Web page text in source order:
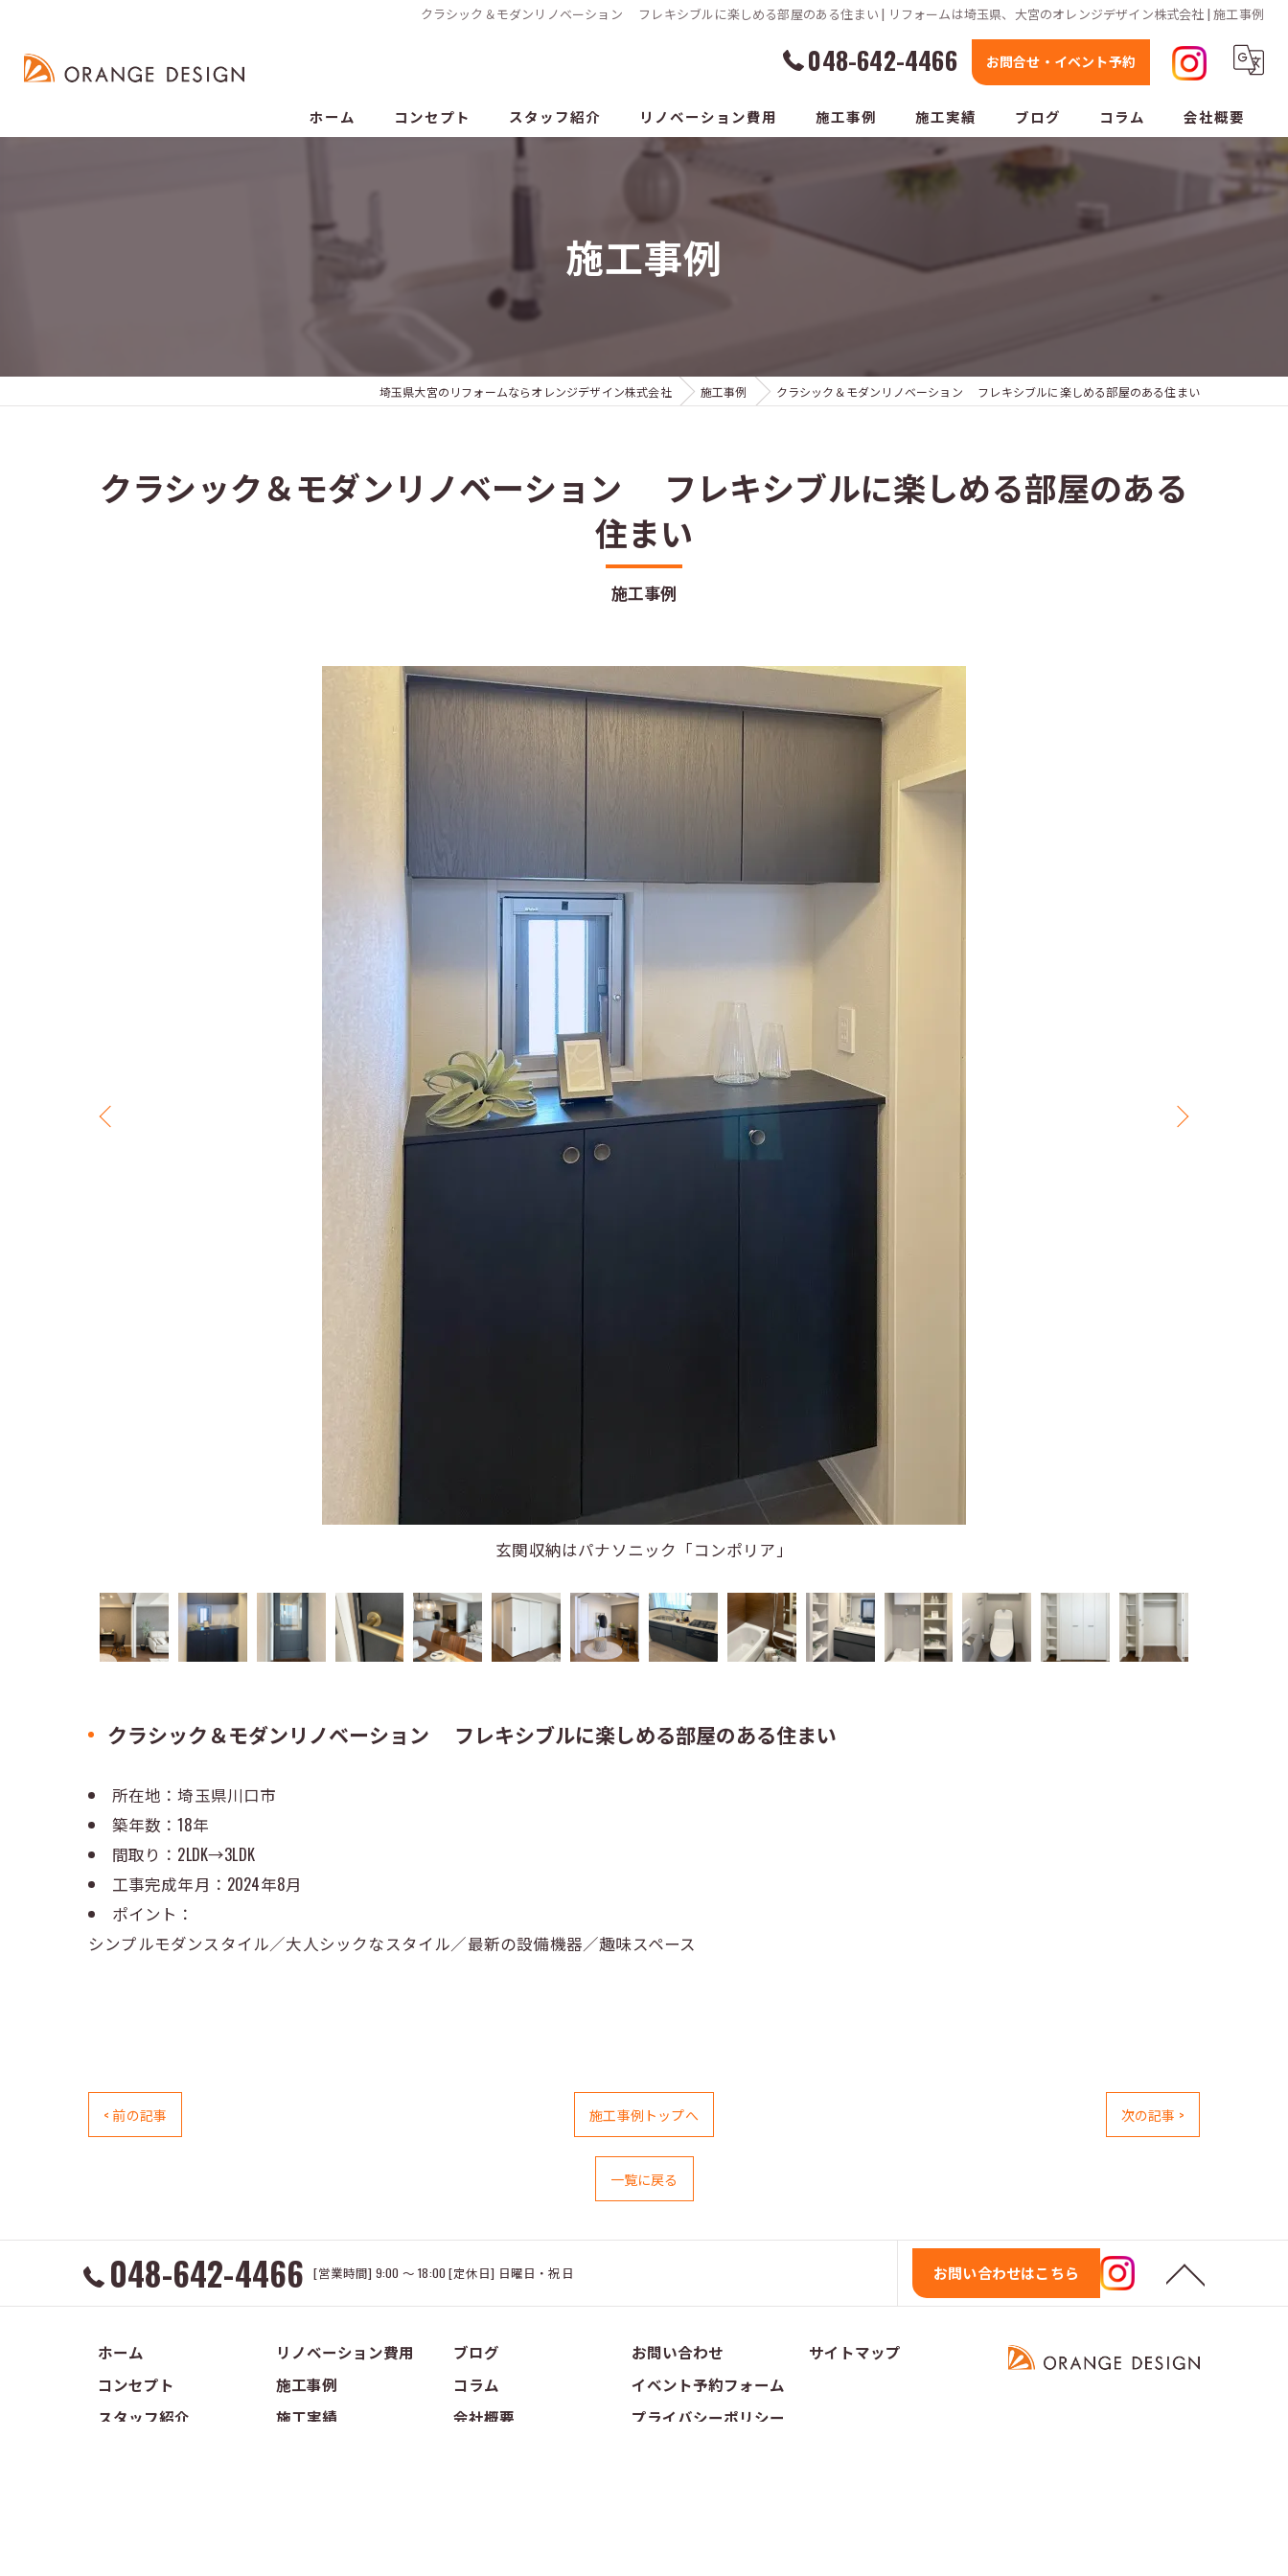
クラシック＆モダンリノベーション フレキシブルに楽しめる部屋のある住まい | リフォームは埼玉県、大宮のオレンジデザイン株式会社 | 施工事例
048-642-4466 お問合せ・イベント予約
ホーム コンセプト スタッフ紹介 リノベーション費用 施工事例 施工実績 ブログ コラム 会社概要
施工事例
埼玉県大宮のリフォームならオレンジデザイン株式会社 施工事例 クラシック＆モダンリノベーション フレキシブルに楽しめる部屋のある住まい
施工事例
クラシック＆モダンリノベーション フレキシブルに楽しめる部屋のある
住まい
玄関収納はパナソニック「コンポリア」
クラシック＆モダンリノベーション フレキシブルに楽しめる部屋のある住まい
所在地：埼玉県川口市
築年数：18年
間取り：2LDK→3LDK
工事完成年月：2024年8月
ポイント：
シンプルモダンスタイル／大人シックなスタイル／最新の設備機器／趣味スペース
< 前の記事 施工事例トップへ 次の記事 >
一覧に戻る
048-642-4466 [営業時間] 9:00 ～ 18:00 [定休日] 日曜日・祝日 お問い合わせはこちら
ホーム
コンセプト
スタッフ紹介
リノベーション費用
施工事例
施工実績
ブログ
コラム
会社概要
お問い合わせ
イベント予約フォーム
プライバシーポリシー
サイトマップ